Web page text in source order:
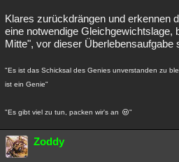
Klares zurückdrängen und erkennen
eine notwendige Gleichgewichtslage,
Mitte", vor dieser Überlebensaufgabe
"Es ist das Schicksal des Genies unverstanden zu
ist ein Genie"
"Es gibt viel zu tun, packen wir's an "
Zoddy